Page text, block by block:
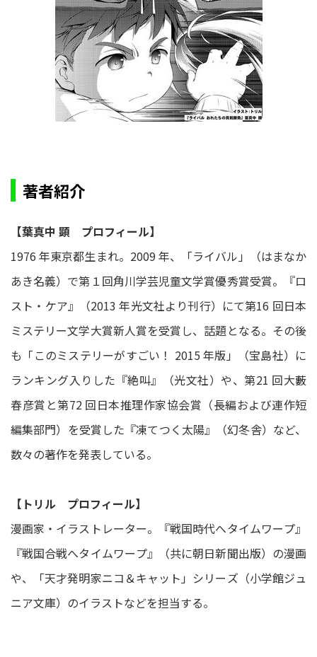
著者紹介
【葉真中 顕 プロフィール】
1976 年東京都生まれ。2009 年、「ライバル」（はまなか
あき名義）で第１回角川学芸児童文学賞優秀賞受賞。『ロ
スト・ケア』（2013 年光文社より刊行）にて第16 回日本
ミステリー文学大賞新人賞を受賞し、話題となる。その後
も「このミステリーがすごい！ 2015 年版」（宝島社）に
ランキング入りした『絶叫』（光文社）や、第21 回大藪
春彦賞と第72 回日本推理作家協会賞（長編および連作短
編集部門）を受賞した『凍てつく太陽』（幻冬舎）など、
数々の著作を発表している。
【トリル プロフィール】
漫画家・イラストレーター。『戦国時代へタイムワープ』
『戦国合戦へタイムワープ』（共に朝日新聞出版）の漫画
や、「天才発明家ニコ＆キャット」シリーズ（小学館ジュ
ニア文庫）のイラストなどを担当する。